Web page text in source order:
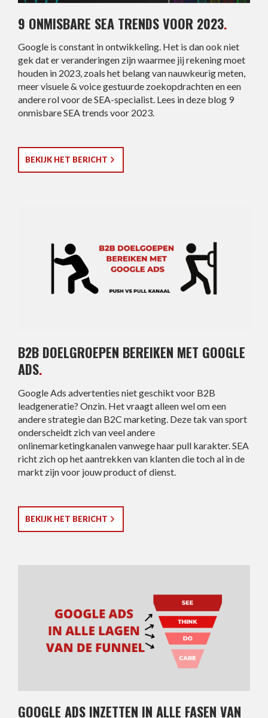
9 ONMISBARE SEA TRENDS VOOR 2023.
Google is constant in ontwikkeling. Het is dan ook niet
gek dat er veranderingen zijn waarmee jij rekening moet
houden in 2023, zoals het belang van nauwkeurig meten,
meer visuele & voice gestuurde zoekopdrachten en een
andere rol voor de SEA-specialist. Lees in deze blog 9
onmisbare SEA trends voor 2023.
BEKIJK HET BERICHT
B2B DOELGROEPEN BEREIKEN MET GOOGLE
ADS.
Google Ads advertenties niet geschikt voor B2B
leadgeneratie? Onzin. Het vraagt alleen wel om een
andere strategie dan B2C marketing. Deze tak van sport
onderscheidt zich van veel andere
onlinemarketingkanalen vanwege haar pull karakter. SEA
richt zich op het aantrekken van klanten die toch al in de
markt zijn voor jouw product of dienst.
BEKIJK HET BERICHT
GOOGLE ADS INZETTEN IN ALLE FASEN VAN